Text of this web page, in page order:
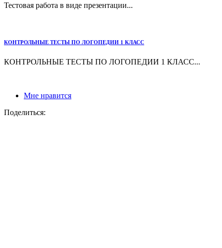
Тестовая работа в виде презентации...
КОНТРОЛЬНЫЕ ТЕСТЫ ПО ЛОГОПЕДИИ 1 КЛАСС
КОНТРОЛЬНЫЕ ТЕСТЫ ПО ЛОГОПЕДИИ 1 КЛАСС...
Мне нравится
Поделиться: